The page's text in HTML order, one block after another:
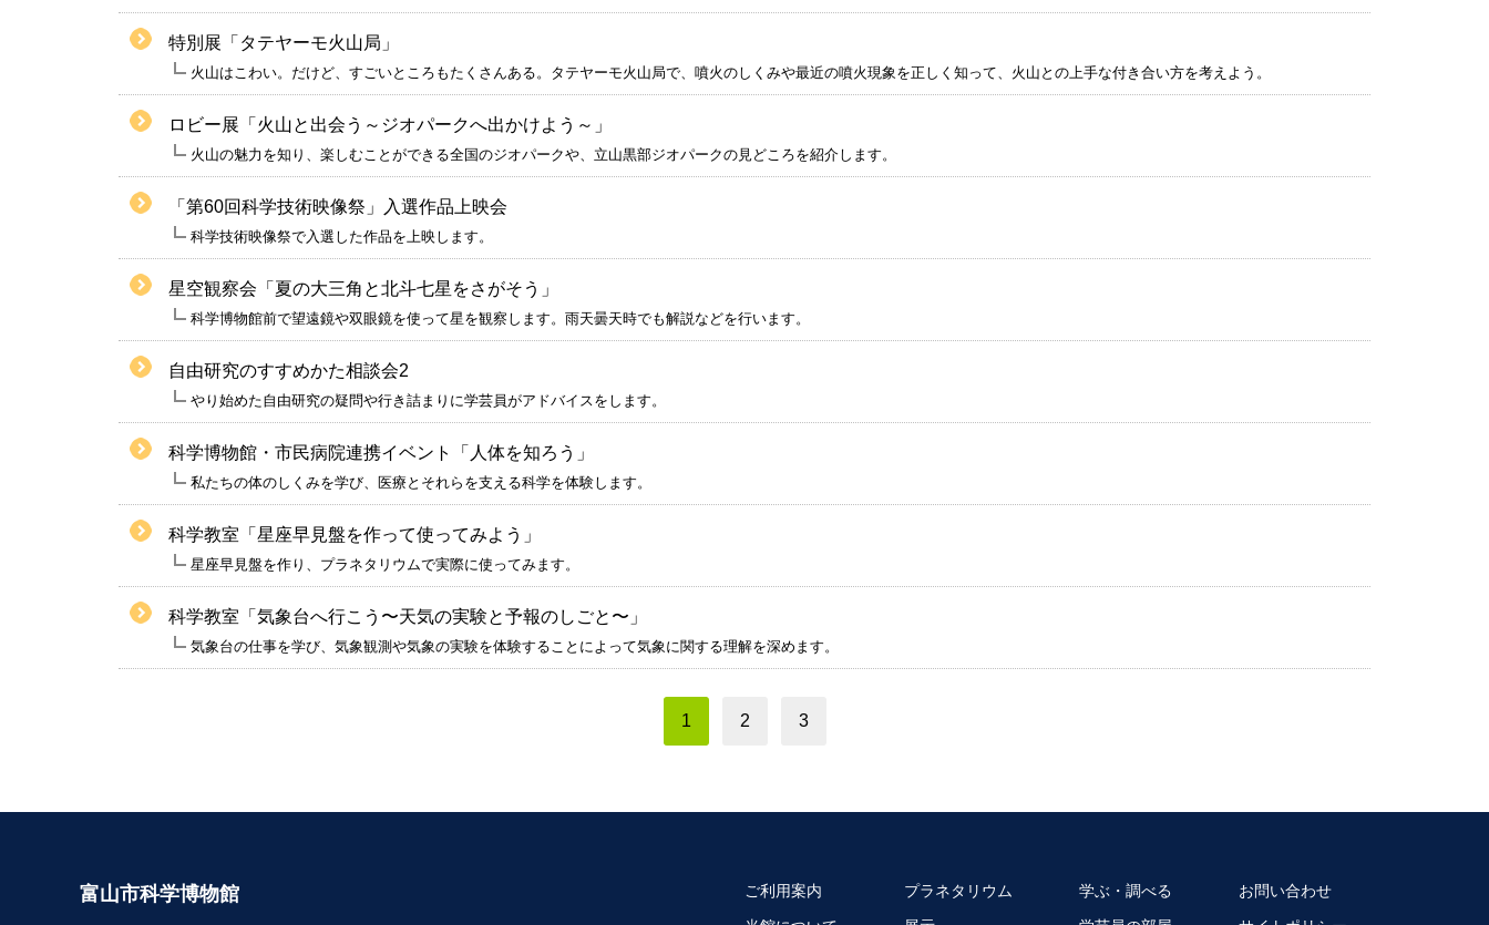
特別展「タテヤーモ火山局」
火山はこわい。だけど、すごいところもたくさんある。タテヤーモ火山局で、噴火のしくみや最近の噴火現象を正しく知って、火山との上手な付き合い方を考えよう。
ロビー展「火山と出会う～ジオパークへ出かけよう～」
火山の魅力を知り、楽しむことができる全国のジオパークや、立山黒部ジオパークの見どころを紹介します。
「第60回科学技術映像祭」入選作品上映会
科学技術映像祭で入選した作品を上映します。
星空観察会「夏の大三角と北斗七星をさがそう」
科学博物館前で望遠鏡や双眼鏡を使って星を観察します。雨天曇天時でも解説などを行います。
自由研究のすすめかた相談会2
やり始めた自由研究の疑問や行き詰まりに学芸員がアドバイスをします。
科学博物館・市民病院連携イベント「人体を知ろう」
私たちの体のしくみを学び、医療とそれらを支える科学を体験します。
科学教室「星座早見盤を作って使ってみよう」
星座早見盤を作り、プラネタリウムで実際に使ってみます。
科学教室「気象台へ行こう〜天気の実験と予報のしごと〜」
気象台の仕事を学び、気象観測や気象の実験を体験することによって気象に関する理解を深めます。
1 2 3
富山市科学博物館 ご利用案内 プラネタリウム 学ぶ・調べる お問い合わせ